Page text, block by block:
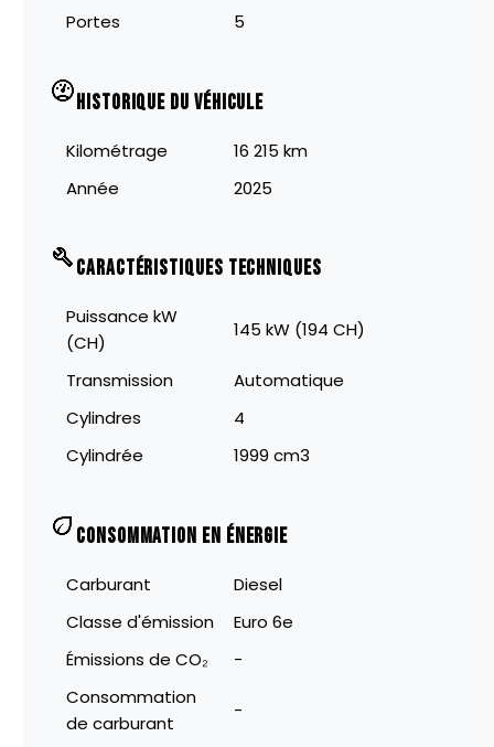
Portes
5
HISTORIQUE DU VÉHICULE
Kilométrage
16 215 km
Année
2025
CARACTÉRISTIQUES TECHNIQUES
Puissance kW
(CH)
145 kW (194 CH)
Transmission
Automatique
Cylindres
4
Cylindrée
1999 cm3
CONSOMMATION EN ÉNERGIE
Carburant
Diesel
Classe d'émission
Euro 6e
Émissions de CO₂
-
Consommation
de carburant
-